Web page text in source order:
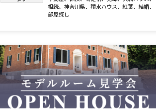
相続、神奈川県、積水ハウス、紅葉、結婚、
部屋探し